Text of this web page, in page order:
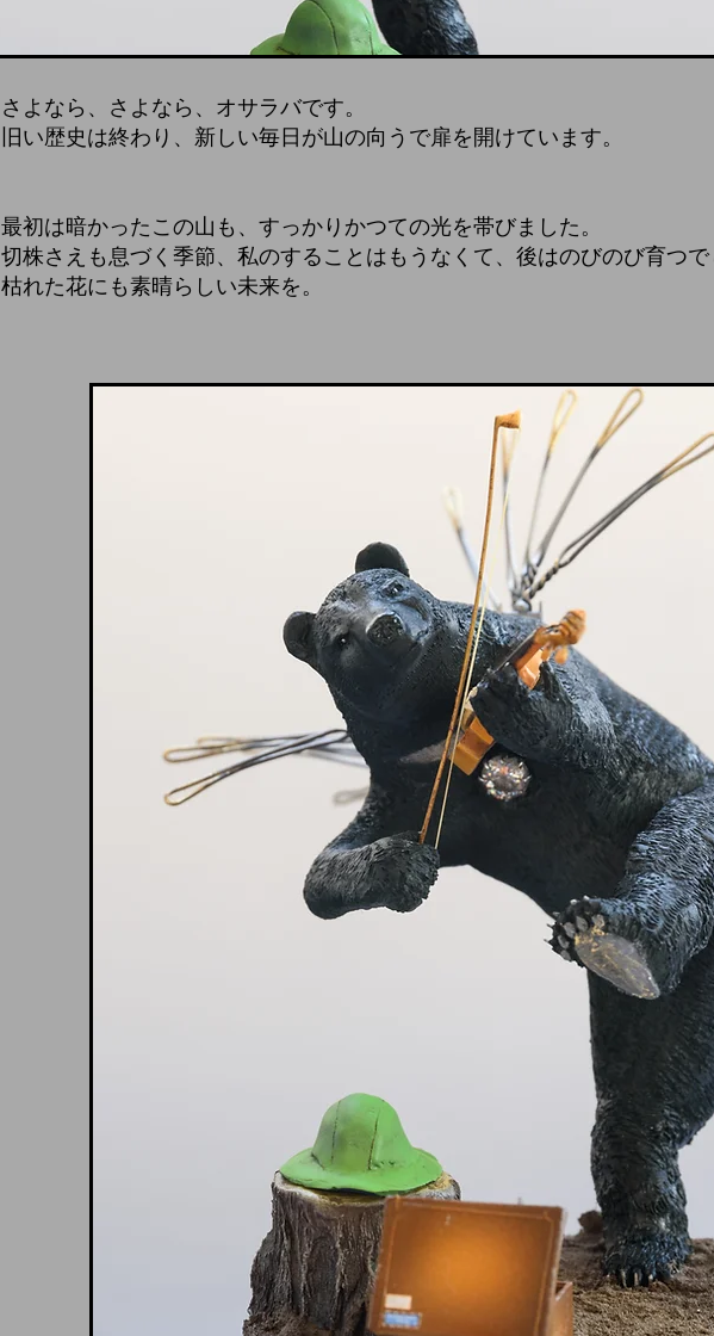
さよなら、さよなら、オサラバです。
旧い歴史は終わり、新しい毎日が山の向うで扉を開けています。
最初は暗かったこの山も、すっかりかつての光を帯びました。
切株さえも息づく季節、私のすることはもうなくて、後はのびのび育つ
枯れた花にも素晴らしい未来を。